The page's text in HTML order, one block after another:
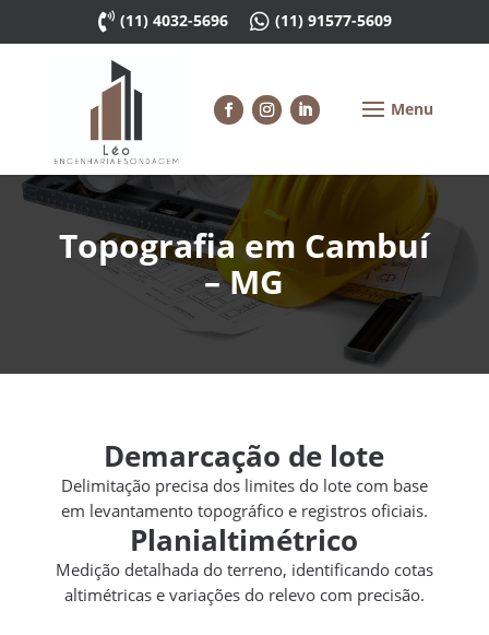
 (11) 4032-5696  (11) 91577-5609
Topografia em Cambuí
– MG
Demarcação de lote
Delimitação precisa dos limites do lote com base
em levantamento topográfico e registros oficiais.
Planialtimétrico
Medição detalhada do terreno, identificando cotas
altimétricas e variações do relevo com precisão.